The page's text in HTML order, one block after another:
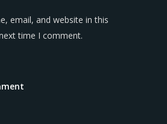
email, and website in this
time I comment.